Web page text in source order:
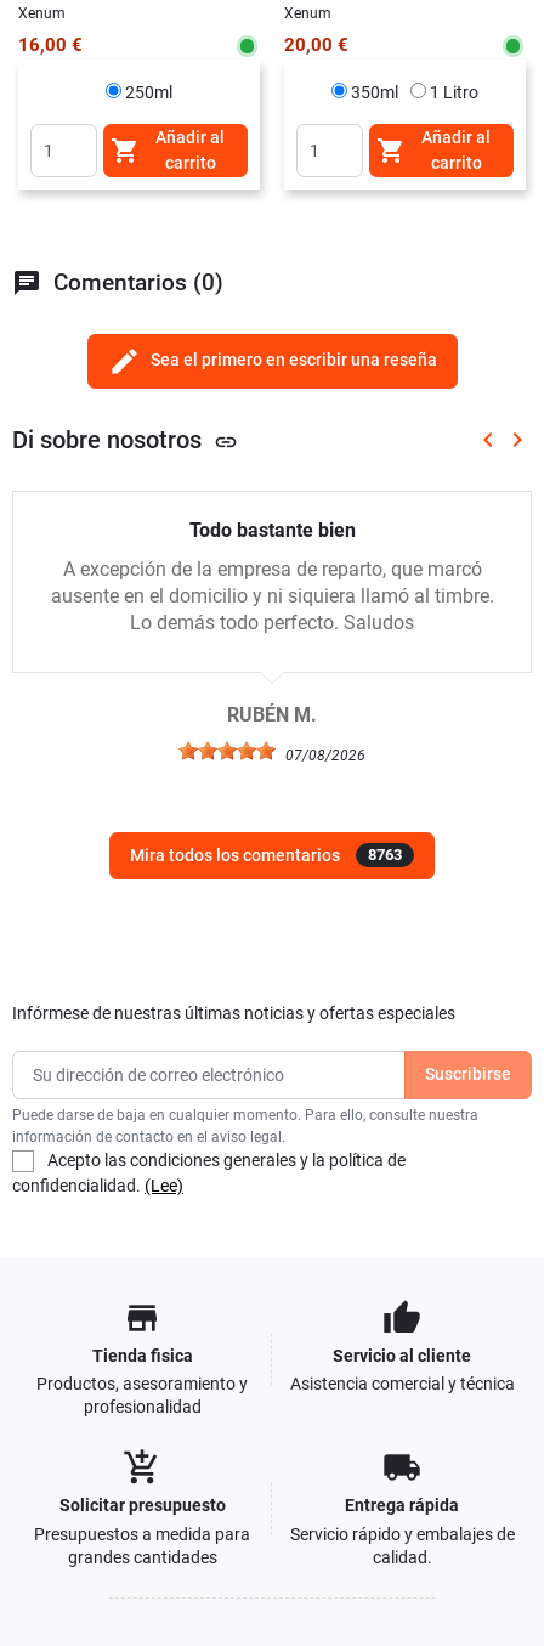
Xenum
16,00 €
250ml

Añadir al
carrito
Xenum
20,00 €
350ml 1 Litro

Añadir al
carrito
chat Comentarios (0)
edit Sea el primero en escribir una reseña
Di sobre nosotros link keyboard_arrow_left keyboard_arrow_right
Todo bastante bien
A excepción de la empresa de reparto, que marcó
ausente en el domicilio y ni siquiera llamó al timbre.
Lo demás todo perfecto. Saludos
RUBÉN M.
07/08/2026
Mira todos los comentarios 8763
Infórmese de nuestras últimas noticias y ofertas especiales
Puede darse de baja en cualquier momento. Para ello, consulte nuestra
información de contacto en el aviso legal.
Acepto las condiciones generales y la política de
confidencialidad. (Lee)
store
Tienda fisica
Productos, asesoramiento y
profesionalidad
thumb_up
Servicio al cliente
Asistencia comercial y técnica
add_shopping_cart
Solicitar presupuesto
Presupuestos a medida para
grandes cantidades
local_shipping
Entrega rápida
Servicio rápido y embalajes de
calidad.